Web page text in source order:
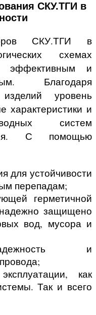
СКУ.ТГИ в
СКУ.ТГИ в
схемах
эффективным и
Благодаря
уровень
характеристики и
систем
С помощью
для устойчивости
перепадам;
герметичной
защищено
вод, мусора и
и
как
Так и всего